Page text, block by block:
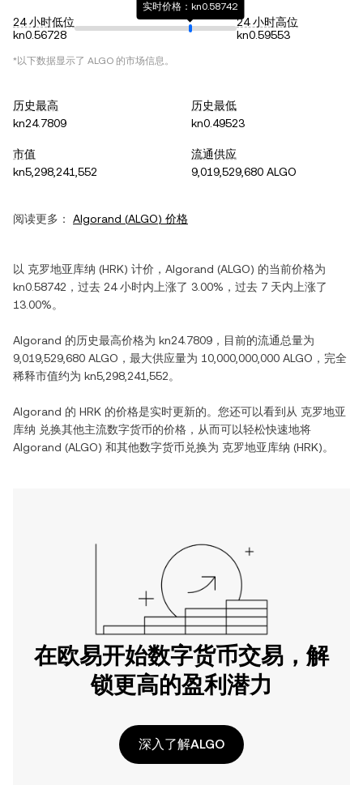
24 小时低位
kn0.56728
实时价格：kn0.58742
24 小时高位
kn0.59553
*以下数据显示了 ALGO 的市场信息。
历史最高
kn24.7809
历史最低
kn0.49523
市值
kn5,298,241,552
流通供应
9,019,529,680 ALGO
阅读更多： Algorand (ALGO) 价格
以 克罗地亚库纳 (HRK) 计价， Algorand (ALGO) 的当前价格为
kn0.58742 ，过去 24 小时内 上涨了 3.00% ，过去 7 天内 上涨了
13.00%。
Algorand 的历史最高价格为 kn24.7809 ，目前的流通总量为
9,019,529,680 ALGO ，最大供应量为 10,000,000,000 ALGO ，完全
稀释市值约为 kn5,298,241,552。
Algorand 的 HRK 的价格是实时更新的。您还可以看到从 克罗地亚
库纳 兑换其他主流数字货币的价格，从而可以轻松快速地将
Algorand (ALGO) 和其他数字货币兑换为 克罗地亚库纳 (HRK)。
在欧易开始数字货币交易，解
锁更高的盈利潜力
深入了解ALGO